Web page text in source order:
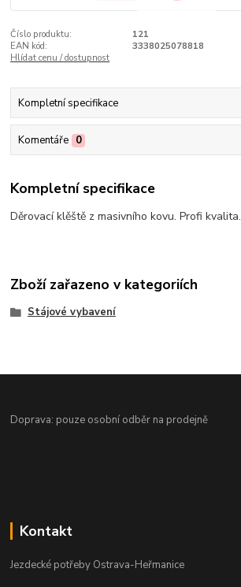
Číslo produktu:
121
EAN kód:
3338025078818
Hlídat cenu / dostupnost
Kompletní specifikace
Komentáře 0
Kompletní specifikace
Děrovací klěště z masivního kovu. Profi kvalita.
Zboží zařazeno v kategoriích
Stájové vybavení
Doprava: pouze osobní odběr na prodejně
Kontakt
Jezdecké potřeby Ostrava-Heřmanice